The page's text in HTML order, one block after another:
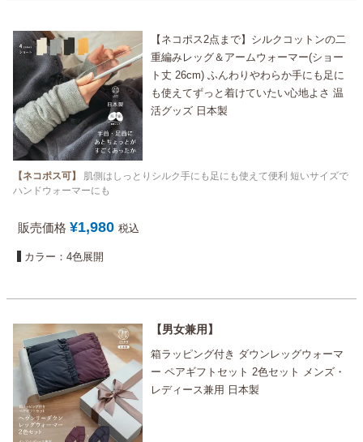
【ネコポス2点まで】シルクコットンの二
重編みレッグ＆アームウォーマー(ショー
ト丈 26cm) ふんわりやわらか手にも足に
も使えてずっと着けていたい心地よさ 温
活グッズ 日本製
【ネコポス可】 肌側はしっとりシルク手にも足にも使えて便利 短いサイズで
ハンドウォーマーにも
販売価格 ¥1,980 税込
カラー：4色展開
男女兼用
箱ラッピング付き ダウンレッグウォーマ
ー ペアギフトセット 2色セット メンズ・
レディース兼用 日本製